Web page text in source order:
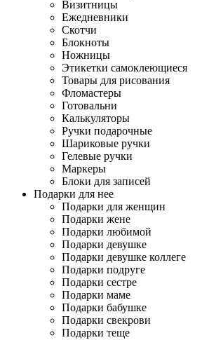
Визитницы
Ежедневники
Скотчи
Блокноты
Ножницы
Этикетки самоклеющиеся
Товары для рисования
Фломастеры
Готовальни
Калькуляторы
Ручки подарочные
Шариковые ручки
Гелевые ручки
Маркеры
Блоки для записей
Подарки для нее
Подарки для женщин
Подарки жене
Подарки любимой
Подарки девушке
Подарки девушке коллеге
Подарки подруге
Подарки сестре
Подарки маме
Подарки бабушке
Подарки свекрови
Подарки теще